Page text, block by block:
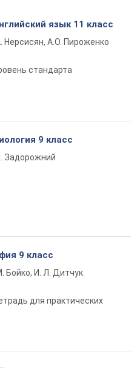
язык 11 класс
Нерсисян, А.О. Пироженко
стандарта
9 класс
Задорожний
9 класс
Бойко, И. Л. Дитчук
для практических